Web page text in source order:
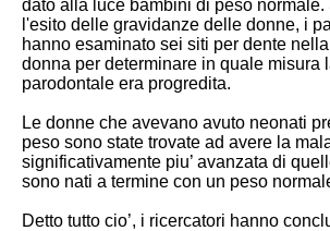
dato alla luce bambini di peso
l'esito delle gravidanze delle donne, i
hanno esaminato sei siti per dente
donna per determinare in quale misura
parodontale era progredita.
Le donne che avevano avuto neonati
peso sono state trovate ad avere la
significativamente piu’ avanzata di
sono nati a termine con un peso
Detto tutto cio’, i ricercatori hanno